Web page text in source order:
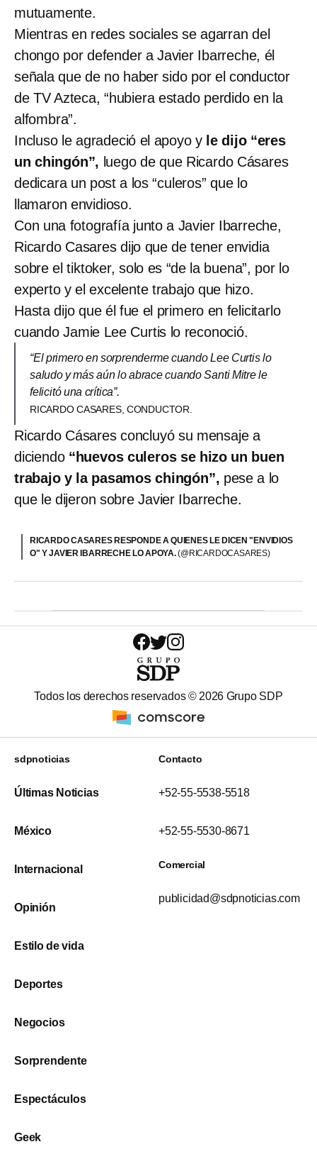
mutuamente.
Mientras en redes sociales se agarran del
chongo por defender a Javier Ibarreche, él
señala que de no haber sido por el conductor
de TV Azteca, “hubiera estado perdido en la
alfombra”.
Incluso le agradeció el apoyo y le dijo “eres
un chingón”, luego de que Ricardo Cásares
dedicara un post a los “culeros” que lo
llamaron envidioso.
Con una fotografía junto a Javier Ibarreche,
Ricardo Casares dijo que de tener envidia
sobre el tiktoker, solo es “de la buena”, por lo
experto y el excelente trabajo que hizo.
Hasta dijo que él fue el primero en felicitarlo
cuando Jamie Lee Curtis lo reconoció.
“El primero en sorprenderme cuando Lee Curtis lo
saludo y más aún lo abrace cuando Santi Mitre le
felicitó una crítica”.
RICARDO CASARES, CONDUCTOR.
Ricardo Cásares concluyó su mensaje a
diciendo “huevos culeros se hizo un buen
trabajo y la pasamos chingón”, pese a lo
que le dijeron sobre Javier Ibarreche.
RICARDO CASARES RESPONDE A QUIENES LE DICEN "ENVIDIOS
O" Y JAVIER IBARRECHE LO APOYA.(@RICARDOCASARES)
Todos los derechos reservados © 2026 Grupo SDP
sdpnoticias
Últimas Noticias
México
Internacional
Opinión
Estilo de vida
Deportes
Negocios
Sorprendente
Espectáculos
Geek
Contacto
+52-55-5538-5518
+52-55-5530-8671
Comercial
publicidad@sdpnoticias.com